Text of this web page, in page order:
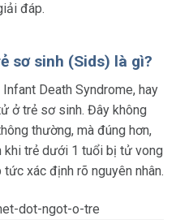
đáp.
sơ sinh (Sids) là gì?
Death Syndrome, hay
ở trẻ sơ sinh. Đây không
thường, mà đúng hơn,
khi trẻ dưới 1 tuổi bị tử vong
xác định rõ nguyên nhân.